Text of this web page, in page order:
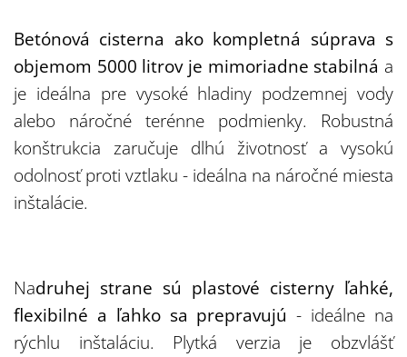
Betónová cisterna ako kompletná súprava s
objemom 5000 litrov je mimoriadne stabilná a
je ideálna pre vysoké hladiny podzemnej vody
alebo náročné terénne podmienky. Robustná
konštrukcia zaručuje dlhú životnosť a vysokú
odolnosť proti vztlaku - ideálna na náročné miesta
inštalácie.
Nadruhej strane sú plastové cisterny ľahké,
flexibilné a ľahko sa prepravujú - ideálne na
rýchlu inštaláciu. Plytká verzia je obzvlášť